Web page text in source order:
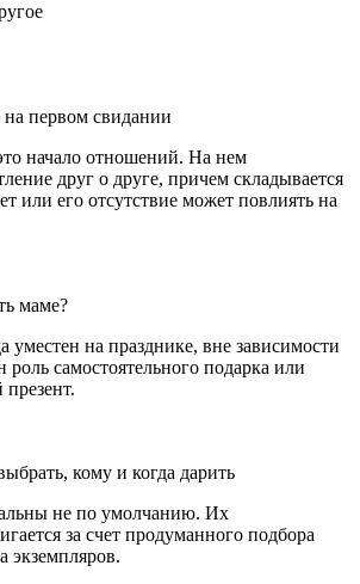
первом свидании
начало отношений. На нем
друг о друге, причем складывается
или его отсутствие может повлиять на
маме?
уместен на празднике, вне зависимости
роль самостоятельного подарка или
кому и когда дарить
не по умолчанию. Их
за счет продуманного подбора
экземпляров.